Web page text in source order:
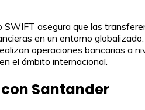
asegura que las
en un entorno
operaciones bancarias a
el ámbito internacional.
Santander